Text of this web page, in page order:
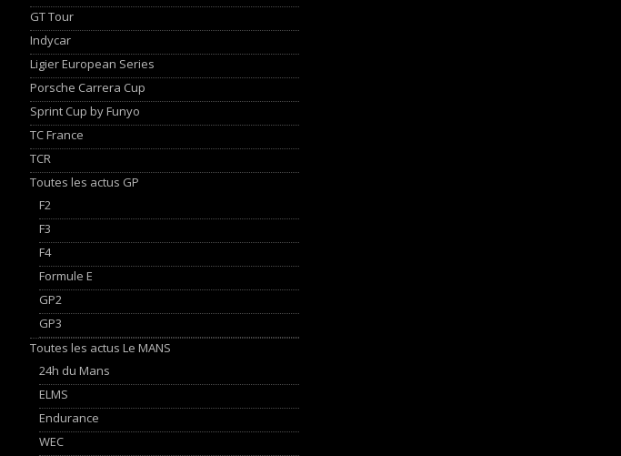
GT Tour
Indycar
Ligier European Series
Porsche Carrera Cup
Sprint Cup by Funyo
TC France
TCR
Toutes les actus GP
F2
F3
F4
Formule E
GP2
GP3
Toutes les actus Le MANS
24h du Mans
ELMS
Endurance
WEC